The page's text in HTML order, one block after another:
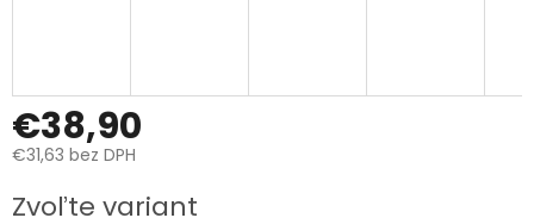
€38,90
€31,63 bez DPH
cena:
Zvoľte variant